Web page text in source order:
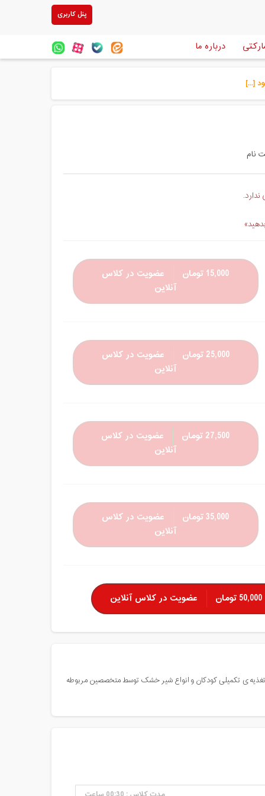
پنل کاربری
درباره ما
[...]
15,000 تومان
عضویت در کلاس
آنلاین
25,000 تومان
عضویت در کلاس
آنلاین
27,500 تومان
عضویت در کلاس
آنلاین
35,000 تومان
عضویت در کلاس
آنلاین
50,000 تومان عضویت در کلاس آنلاین
با تغذیه ی تکمیلی کودکان و انواع شیر خشک توسط متخصصین مربوطه